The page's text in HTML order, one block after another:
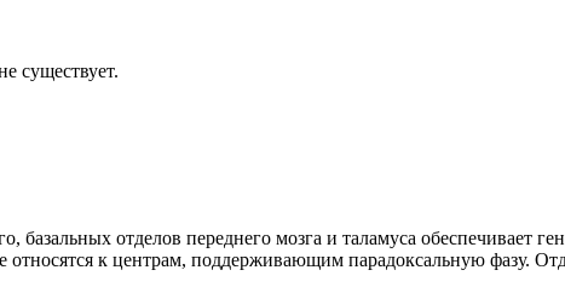
существует.
отделов переднего мозга и таламуса обеспечивает
относятся к центрам, поддерживающим парадоксальную фазу.